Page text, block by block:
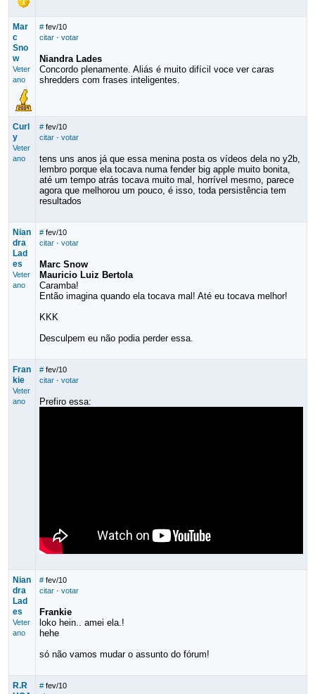
Mar
c
Sno
w
Veter
ano
# fev/10
citar· votar
Niandra Lades
Concordo plenamente. Aliás é muito difícil voce ver caras
shredders com frases inteligentes.
Curl
y
Veter
ano
# fev/10
citar· votar
tens uns anos já que essa menina posta os vídeos dela no y2b,
lembro porque ela tocava numa fender big apple muito bonita,
até um tempo atrás tocava muito mal, horrível mesmo, parece
agora que melhorou um pouco, é isso, toda persistência tem
resultados
Nian
dra
Lad
es
Veter
ano
# fev/10
citar· votar
Marc Snow
Mauricio Luiz Bertola
Caramba!
Então imagina quando ela tocava mal! Até eu tocava melhor!
KKK
Desculpem eu não podia perder essa.
Fran
kie
Veter
ano
# fev/10
citar· votar
Prefiro essa:
Nian
dra
Lad
es
Veter
ano
# fev/10
citar· votar
Frankie
loko hein.. amei ela.!
hehe
só não vamos mudar o assunto do fórum!
R.R
# fev/10